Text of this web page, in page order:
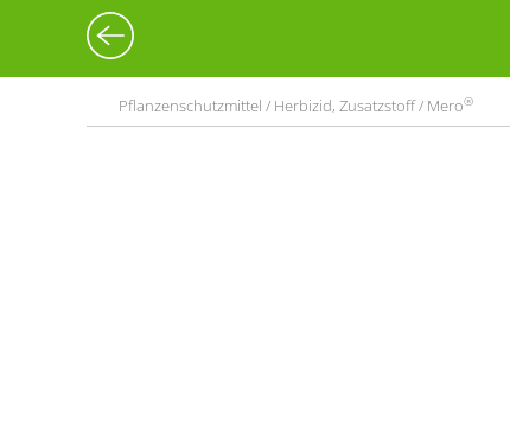
Pflanzenschutzmittel / Herbizid, Zusatzstoff / Mero®